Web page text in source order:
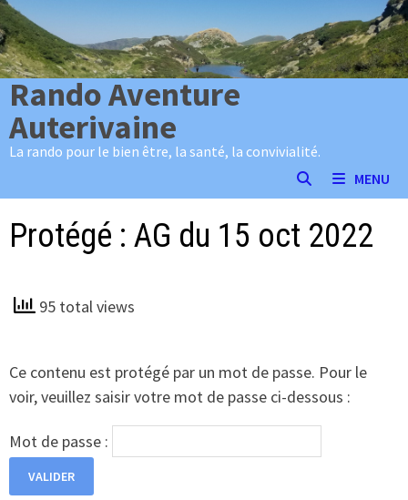
Passer
au
contenu
Rando Aventure
Auterivaine
La rando pour le bien être, la santé, la convivialité.
MENU
Protégé : AG du 15 oct 2022
95 total views
Ce contenu est protégé par un mot de passe. Pour le
voir, veuillez saisir votre mot de passe ci-dessous :
Mot de passe :